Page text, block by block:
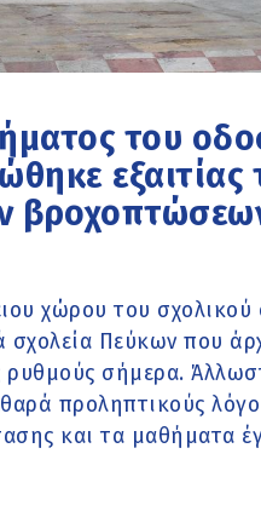
του
εξαιτίας
χώρου του
σχολεία Πεύκων που
σήμερα.
προληπτικούς
και τα μαθήματα